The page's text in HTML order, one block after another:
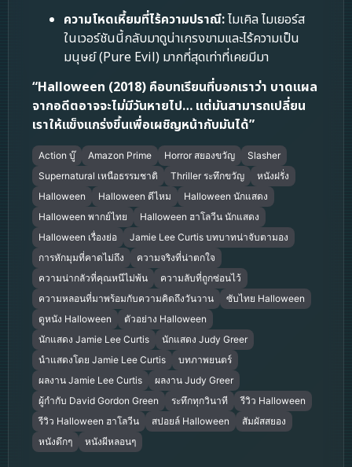
ความโหดเหี้ยมที่ไร้ความปราณี:ไมเคิล ไมเยอร์ส
ในเวอร์ชันนี้กลับมาดูน่าเกรงขามและไร้ความเป็น
มนุษย์ (Pure Evil) มากที่สุดเท่าที่เคยมีมา
“Halloween (2018) คือบทเรียนที่บอกเราว่า บาดแผล
จากอดีตอาจจะไม่มีวันหายไป… แต่มันสามารถเปลี่ยน
เราให้แข็งแกร่งขึ้นเพื่อเผชิญหน้ากับมันได้”
Action บู๊ Amazon Prime Horror สยองขวัญ
Slasher
Supernatural เหนือธรรมชาติ
Thriller ระทึกขวัญ
หนังฝรั่ง
Halloween
Halloween ดีไหม
Halloween นักแสดง
Halloween พากย์ไทย
Halloween ฮาโลวีน นักแสดง
Halloween เรื่องย่อ
Jamie Lee Curtis บทบาทน่าจับตามอง
การหักมุมที่คาดไม่ถึง
ความจริงที่น่าตกใจ
ความน่ากลัวที่คุณหนีไม่พ้น
ความลับที่ถูกซ่อนไว้
ความหลอนที่มาพร้อมกับความคิดถึงวันวาน
ซับไทย Halloween
ดูหนัง Halloween
ตัวอย่าง Halloween
นักแสดง Jamie Lee Curtis
นักแสดง Judy Greer
นำแสดงโดย Jamie Lee Curtis
บทภาพยนตร์
ผลงาน Jamie Lee Curtis
ผลงาน Judy Greer
ผู้กำกับ David Gordon Green
ระทึกทุกวินาที
รีวิว Halloween
รีวิว Halloween ฮาโลวีน
สปอยล์ Halloween
สัมผัสสยอง
หนังดึกๆ
หนังผีหลอนๆ